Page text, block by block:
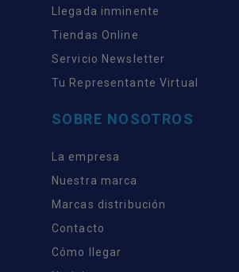
Llegada inminente
Tiendas Online
Servicio Newsletter
Tu Representante Virtual
SOBRE NOSOTROS
La empresa
Nuestra marca
Marcas distribución
Contacto
Cómo llegar